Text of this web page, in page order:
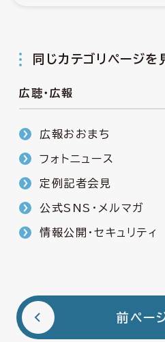
同じカテゴリページを
広聴・広報
広報おおまち
フォトニュース
定例記者会見
公式SNS・メルマガ
情報公開・セキュリティ
前ペー